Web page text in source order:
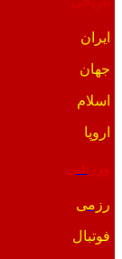
ایران
جهان
اسلام
اروپا
ورزشی
رزمی
فوتبال